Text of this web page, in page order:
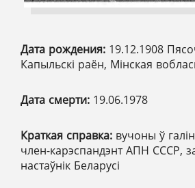
Дата рождения: 19.12.1908
Капыльскі раён, Мінская
Дата смерти: 19.06.1978
Краткая справка: вучоны ў
член-карэспандэнт АПН СССР,
настаўнік Беларусі